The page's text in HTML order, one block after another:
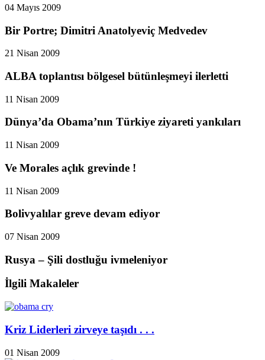
04 Mayıs 2009
Bir Portre; Dimitri Anatolyeviç Medvedev
21 Nisan 2009
ALBA toplantısı bölgesel bütünleşmeyi ilerletti
11 Nisan 2009
Dünya’da Obama’nın Türkiye ziyareti yankıları
11 Nisan 2009
Ve Morales açlık grevinde !
11 Nisan 2009
Bolivyalılar greve devam ediyor
07 Nisan 2009
Rusya – Şili dostluğu ivmeleniyor
İlgili Makaleler
Kriz Liderleri zirveye taşıdı . . .
01 Nisan 2009